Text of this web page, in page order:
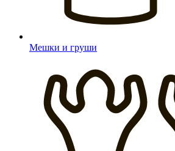
Мешки и груши